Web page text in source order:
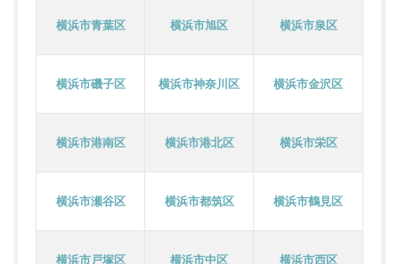
横浜市青葉区 横浜市旭区 横浜市泉区
横浜市磯子区 横浜市神奈川区 横浜市金沢区
横浜市港南区 横浜市港北区 横浜市栄区
横浜市瀬谷区 横浜市都筑区 横浜市鶴見区
横浜市戸塚区 横浜市中区 横浜市西区